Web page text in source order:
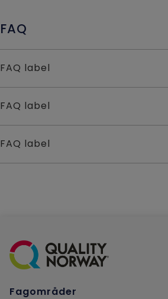
FAQ
FAQ label
FAQ label
FAQ label
Fagområder